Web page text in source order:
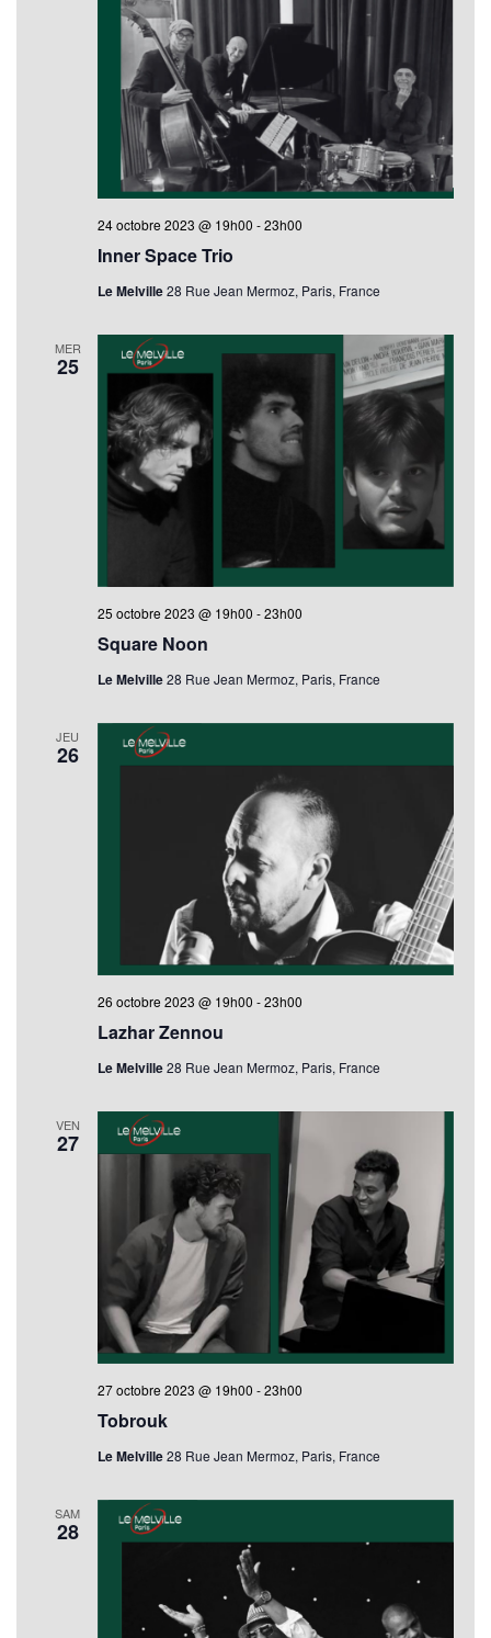
Inner Space Trio
24 octobre 2023 @ 19h00 -23h00
Le Melville28 Rue Jean Mermoz, Paris, France
MER
25
Square Noon
25 octobre 2023 @ 19h00 -23h00
Le Melville28 Rue Jean Mermoz, Paris, France
JEU
26
Lazhar Zennou
26 octobre 2023 @ 19h00 -23h00
Le Melville28 Rue Jean Mermoz, Paris, France
VEN
27
Tobrouk
27 octobre 2023 @ 19h00 -23h00
Le Melville28 Rue Jean Mermoz, Paris, France
SAM
28